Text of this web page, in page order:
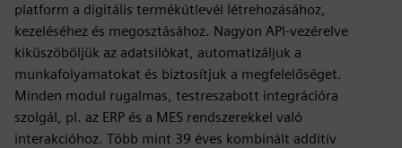
platform a digitális termékútlevél létrehozásához,
kezeléséhez és megosztásához. Nagyon API-vezérelve
kiküszöböljük az adatsilókat, automatizáljuk a
munkafolyamatokat és biztosítjuk a megfelelőséget.
Minden modul rugalmas, testreszabott integrációra
szolgál, pl. az ERP és a MES rendszerekkel való
interakcióhoz. Több mint 39 éves kombinált additív